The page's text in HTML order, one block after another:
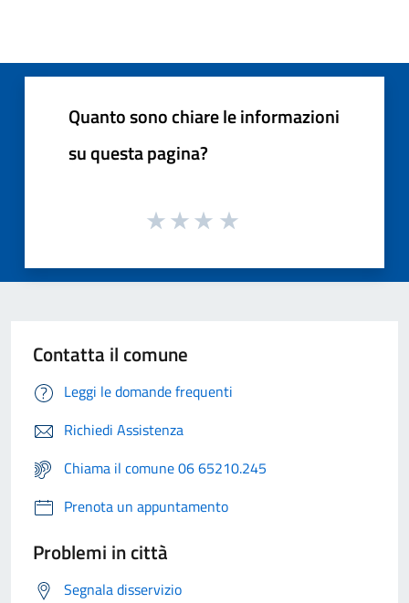
Quanto sono chiare le informazioni
su questa pagina?
Contatta il comune
Leggi le domande frequenti
Richiedi Assistenza
Chiama il comune 06 65210.245
Prenota un appuntamento
Problemi in città
Segnala disservizio